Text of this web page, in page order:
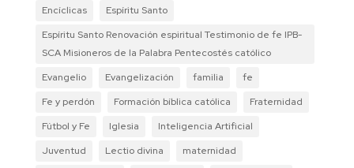
Encíclicas
Espíritu Santo
Espíritu Santo Renovación espiritual Testimonio de fe IPB-
SCA Misioneros de la Palabra Pentecostés católico
Evangelio
Evangelización familia
fe
Fe y perdón
Formación bíblica católica
Fraternidad
Fútbol y Fe
Iglesia
Inteligencia Artificial
Juventud
Lectio divina
maternidad